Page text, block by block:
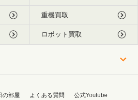
重機買取
ロボット買取
の部屋 よくある質問 公式Youtube